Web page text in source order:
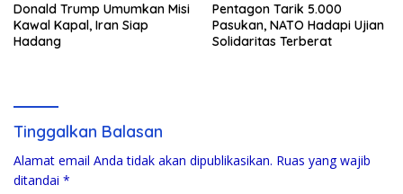
Donald Trump Umumkan Misi
Kawal Kapal, Iran Siap
Hadang
Pentagon Tarik 5.000
Pasukan, NATO Hadapi Ujian
Solidaritas Terberat
Tinggalkan Balasan
Alamat email Anda tidak akan dipublikasikan. Ruas yang wajib
ditandai *